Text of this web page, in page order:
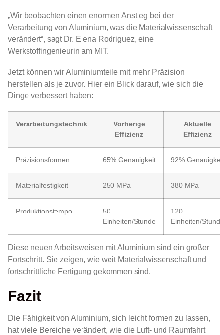
„Wir beobachten einen enormen Anstieg bei der
Verarbeitung von Aluminium, was die Materialwissenschaft
verändert“, sagt Dr. Elena Rodriguez, eine
Werkstoffingenieurin am MIT.
Jetzt können wir Aluminiumteile mit mehr Präzision
herstellen als je zuvor. Hier ein Blick darauf, wie sich die
Dinge verbessert haben:
Verarbeitungstechnik
Vorherige
Effizienz
Aktuelle
Effizienz
Präzisionsformen 65% Genauigkeit 92%
Materialfestigkeit 250 MPa 380 MPa
Produktionstempo
50
Einheiten/Stunde
120
Einheiten/
Diese neuen Arbeitsweisen mit Aluminium sind ein großer
Fortschritt. Sie zeigen, wie weit Materialwissenschaft und
fortschrittliche Fertigung gekommen sind.
Fazit
Die Fähigkeit von Aluminium, sich leicht formen zu lassen,
hat viele Bereiche verändert, wie die Luft- und Raumfahrt